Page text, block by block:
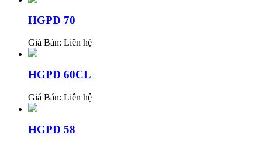
HGPD 70
Giá Bán: Liên hệ
HGPD 60CL
Giá Bán: Liên hệ
HGPD 58